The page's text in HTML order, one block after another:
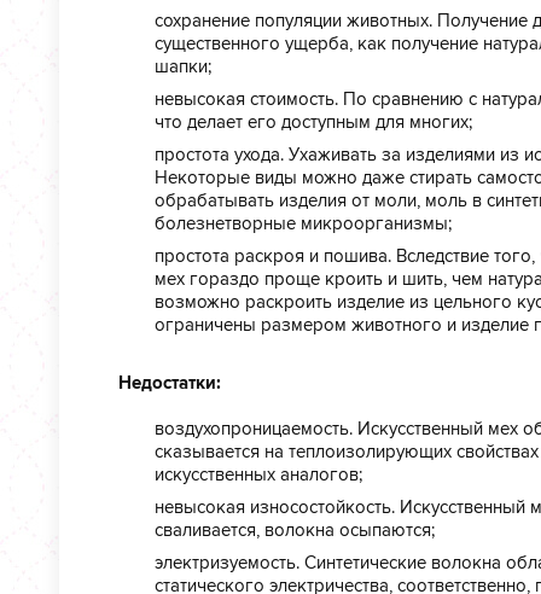
сохранение популяции животных.
существенного ущерба, как получение
шапки;
невысокая стоимость. По сравнению с
что делает его доступным для многих;
простота ухода. Ухаживать за изделиями из
Некоторые виды можно даже стирать
обрабатывать изделия от моли, моль в
болезнетворные микроорганизмы;
простота раскроя и пошива. Вследствие
мех гораздо проще кроить и шить, чем
возможно раскроить изделие из цельного
ограничены размером животного и изделие
Недостатки:
воздухопроницаемость. Искусственный мех
сказывается на теплоизолирующих
искусственных аналогов;
невысокая износостойкость. Искусственный
сваливается, волокна осыпаются;
электризуемость. Синтетические волокна
статического электричества,